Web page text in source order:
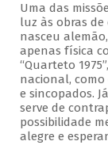
Uma das
luz às obras
nasceu
apenas física
“Quarteto
nacional,
e sincopados.
serve de
possibilidade
alegre e